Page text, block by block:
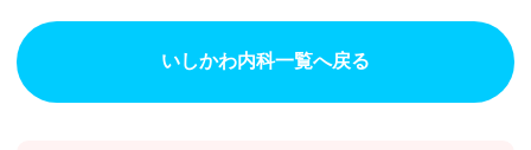
いしかわ内科一覧へ戻る